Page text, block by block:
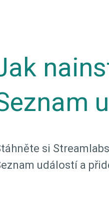
si
událostí a